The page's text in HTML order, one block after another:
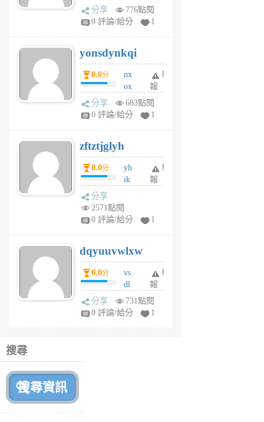
wt
sv
6
個
月
前
分享
776點閱
0 評論/給分
1
yonsdynkqi
0.0分
nx
ox
rh
pe
月
前
舉
報
分享
683點閱
0 評論/給分
1
zftztjglyh
0.0分
yh
ik
tu
6
個
月
前
舉
報
分享
2571點閱
0 評論/給分
1
dqyuuvwlxw
0.0分
vs
dl
sq
fy
舉
報
分享
731點閱
0 評論/給分
1
搜尋